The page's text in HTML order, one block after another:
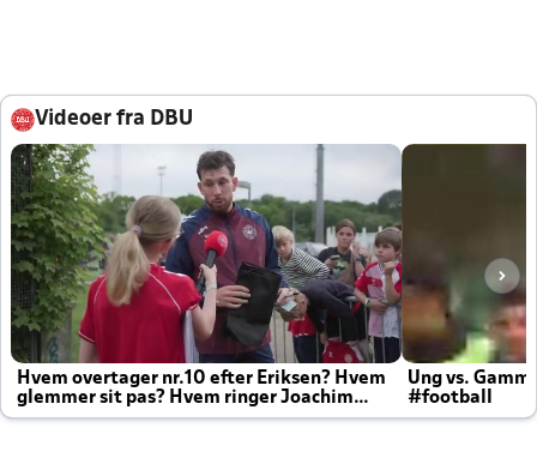
Videoer fra DBU
Hvem overtager nr.10 efter Eriksen? Hvem
glemmer sit pas? Hvem ringer Joachim
altid til efter kampe?
Ung vs.
#football